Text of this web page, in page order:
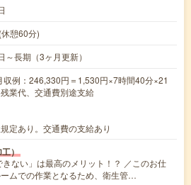
憩60分)
～長期（3ヶ月更新）
収例：246,330円＝1,530円×7時間40分×21
業代、交通費別途支給
定あり。交通費の支給あり
）
きない」は最高のメリット！？ ／このお仕
ムでの作業となるため、衛生管…